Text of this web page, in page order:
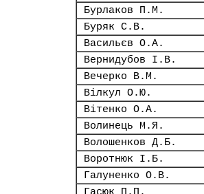
Бурлаков П.М.
Буряк С.В.
Васильєв О.А.
Вернидубов І.В.
Вечерко В.М.
Вілкул О.Ю.
Вітенко О.А.
Волинець М.Я.
Волошенков Д.Б.
Воротнюк І.Б.
Галуненко О.В.